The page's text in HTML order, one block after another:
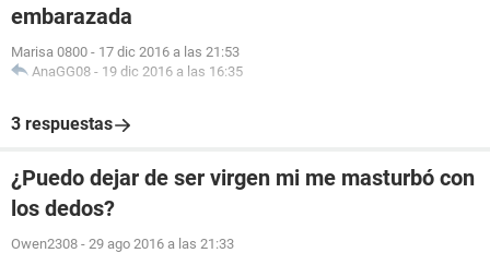
embarazada
Marisa 0800 - 17 dic 2016 a las 21:53
AnaGG08 - 19 dic 2016 a las 16:35
3 respuestas
¿Puedo dejar de ser virgen mi me masturbó con
los dedos?
Owen2308 - 29 ago 2016 a las 21:33